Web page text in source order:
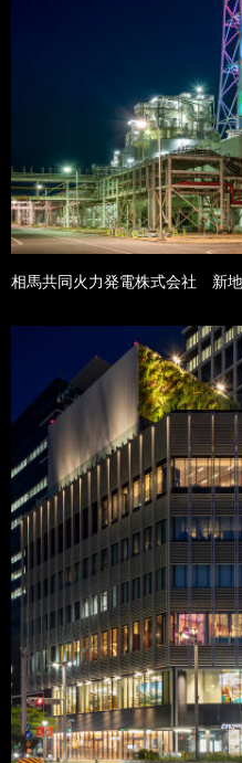
相馬共同火力発電株式会社 新